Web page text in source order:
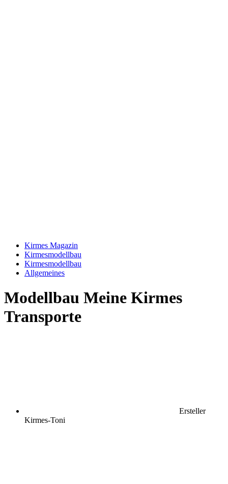
Kirmes Magazin
Kirmesmodellbau
Kirmesmodellbau
Allgemeines
Modellbau Meine Kirmes
Transporte
Ersteller
Kirmes-Toni